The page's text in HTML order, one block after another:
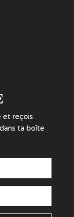
et reçois
ta boîte